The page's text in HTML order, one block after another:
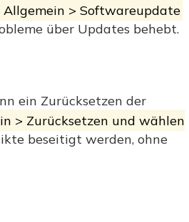
Allgemein > Softwareupdate
über Updates behebt.
ein Zurücksetzen der
> Zurücksetzen und wählen
beseitigt werden, ohne